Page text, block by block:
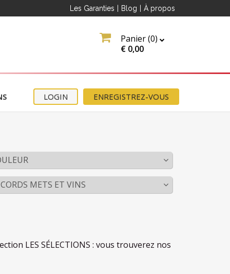
Les Garanties Blog À propos
Panier (0)
€ 0,00
ENREGISTREZ-VOUS
LOGIN
METS ET VINS
LES SÉLECTIONS : vous trouverez nos